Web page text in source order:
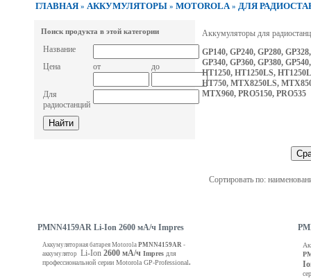
ГЛАВНАЯ » АККУМУЛЯТОРЫ » MOTOROLA » ДЛЯ
Поиск продукта в этой категории
Название
Цена
от до
Для
радиостанций
Аккумуляторы для
GP140, GP240, GP280,
GP340, GP360, GP380,
HT1250, HT1250LS,
HT750, MTX8250LS,
MTX960, PRO5150, PRO535
Сортировать по:
PMNN4159AR Li-Ion 2600 мА/ч Impres
Аккумуляторная батарея Motorola PMNN4159AR -
аккумулятор Li-Ion 2600 мА/ч Impres для
профессиональной серии Motorola GP-Professional.